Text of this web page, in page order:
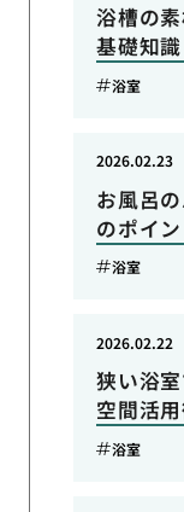
浴槽の
基礎知識
浴室
お風呂
のポイ
2026.02.23
浴室
狭い浴
空間活
2026.02.22
浴室